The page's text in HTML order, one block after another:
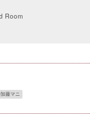
Room
加藤マニ